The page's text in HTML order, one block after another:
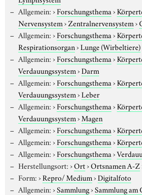
Allgemein:›Forschungsthema›
Nervensystem›Zentralnervensystem›
Allgemein:›Forschungsthema›
Respirationsorgan›Lunge (Wirbeltiere)
Allgemein:›Forschungsthema›
Verdauungssystem›Darm
Allgemein:›Forschungsthema›
Verdauungssystem›Leber
Allgemein:›Forschungsthema›
Verdauungssystem›Magen
Allgemein:›Forschungsthema›
Allgemein:›Forschungsthema›
Allgemein:›Forschungsthema›
Herstellungsort:›Ort›Ortsnamen A-Z
Form:›Repro/ Medium›Digitalfoto
Allgemein:›Sammlung›Sammlung